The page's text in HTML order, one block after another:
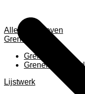
Alles weergeven
Grenen
Grenen B ruw
Grenen
Lijstwerk